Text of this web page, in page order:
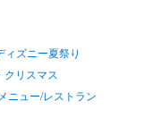
ィズニー夏祭り
クリスマス
ニュー/レストラン